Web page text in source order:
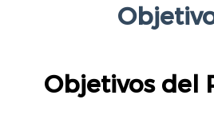
Objetivos del